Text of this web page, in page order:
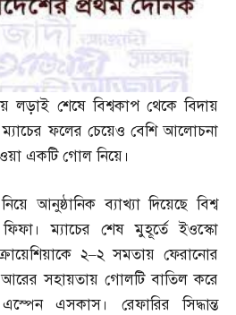
লড়াই শেষে বিশ্বকাপ থেকে বিদায়
ম্যাচের ফলের চেয়েও বেশি আলোচনা
একটি গোল নিয়ে।
আনুষ্ঠানিক ব্যাখ্যা দিয়েছে বিশ্ব
ফিফা। ম্যাচের শেষ মুহূর্তে ইওস্কো
২–২ সমতায় ফেরানোর
সহায়তায় গোলটি বাতিল করে
এসকাস। রেফারির সিদ্ধান্ত